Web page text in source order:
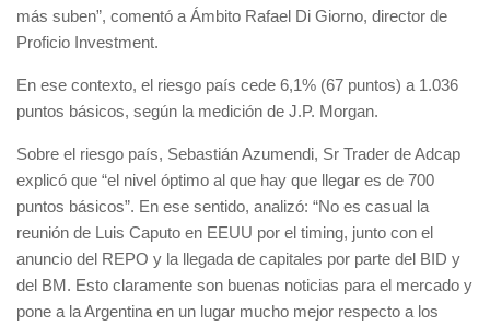
más suben”, comentó a Ámbito Rafael Di Giorno, director de
Proficio Investment.
En ese contexto, el riesgo país cede 6,1% (67 puntos) a 1.036
puntos básicos, según la medición de J.P. Morgan.
Sobre el riesgo país, Sebastián Azumendi, Sr Trader de Adcap
explicó que “el nivel óptimo al que hay que llegar es de 700
puntos básicos”. En ese sentido, analizó: “No es casual la
reunión de Luis Caputo en EEUU por el timing, junto con el
anuncio del REPO y la llegada de capitales por parte del BID y
del BM. Esto claramente son buenas noticias para el mercado y
pone a la Argentina en un lugar mucho mejor respecto a los